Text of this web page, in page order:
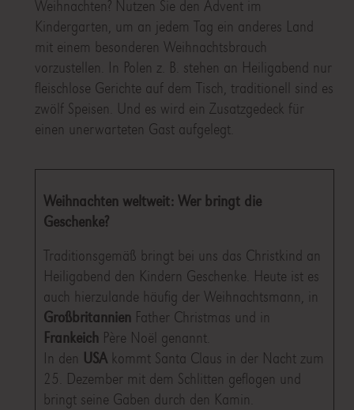
Weihnachten? Nutzen Sie den Advent im
Kindergarten, um an jedem Tag ein anderes Land
mit einem besonderen Weihnachtsbrauch
vorzustellen. In Polen z. B. stehen an Heiligabend nur
fleischlose Gerichte auf dem Tisch, traditionell sind es
zwölf Speisen. Und es wird ein Zusatzgedeck für
einen unerwarteten Gast aufgelegt.
Weihnachten weltweit: Wer bringt die
Geschenke?
Traditionsgemäß bringt bei uns das Christkind an
Heiligabend den Kindern Geschenke. Heute ist es
auch hierzulande häufig der Weihnachtsmann, in
Großbritannien Father Christmas und in
Frankeich Père Noël genannt.
In den USAkommt Santa Claus in der Nacht zum
25. Dezember mit dem Schlitten geflogen und
bringt seine Gaben durch den Kamin.